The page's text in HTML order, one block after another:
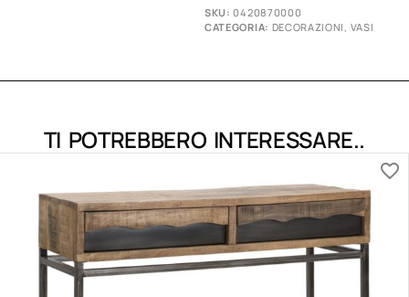
SKU:0420870000
CATEGORIA: DECORAZIONI VASI
TI POTREBBERO INTERESSARE..